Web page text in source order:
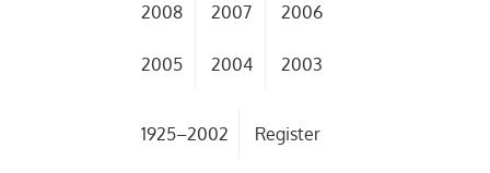
2008 2007 2006
2005 2004 2003
1925–2002 Register